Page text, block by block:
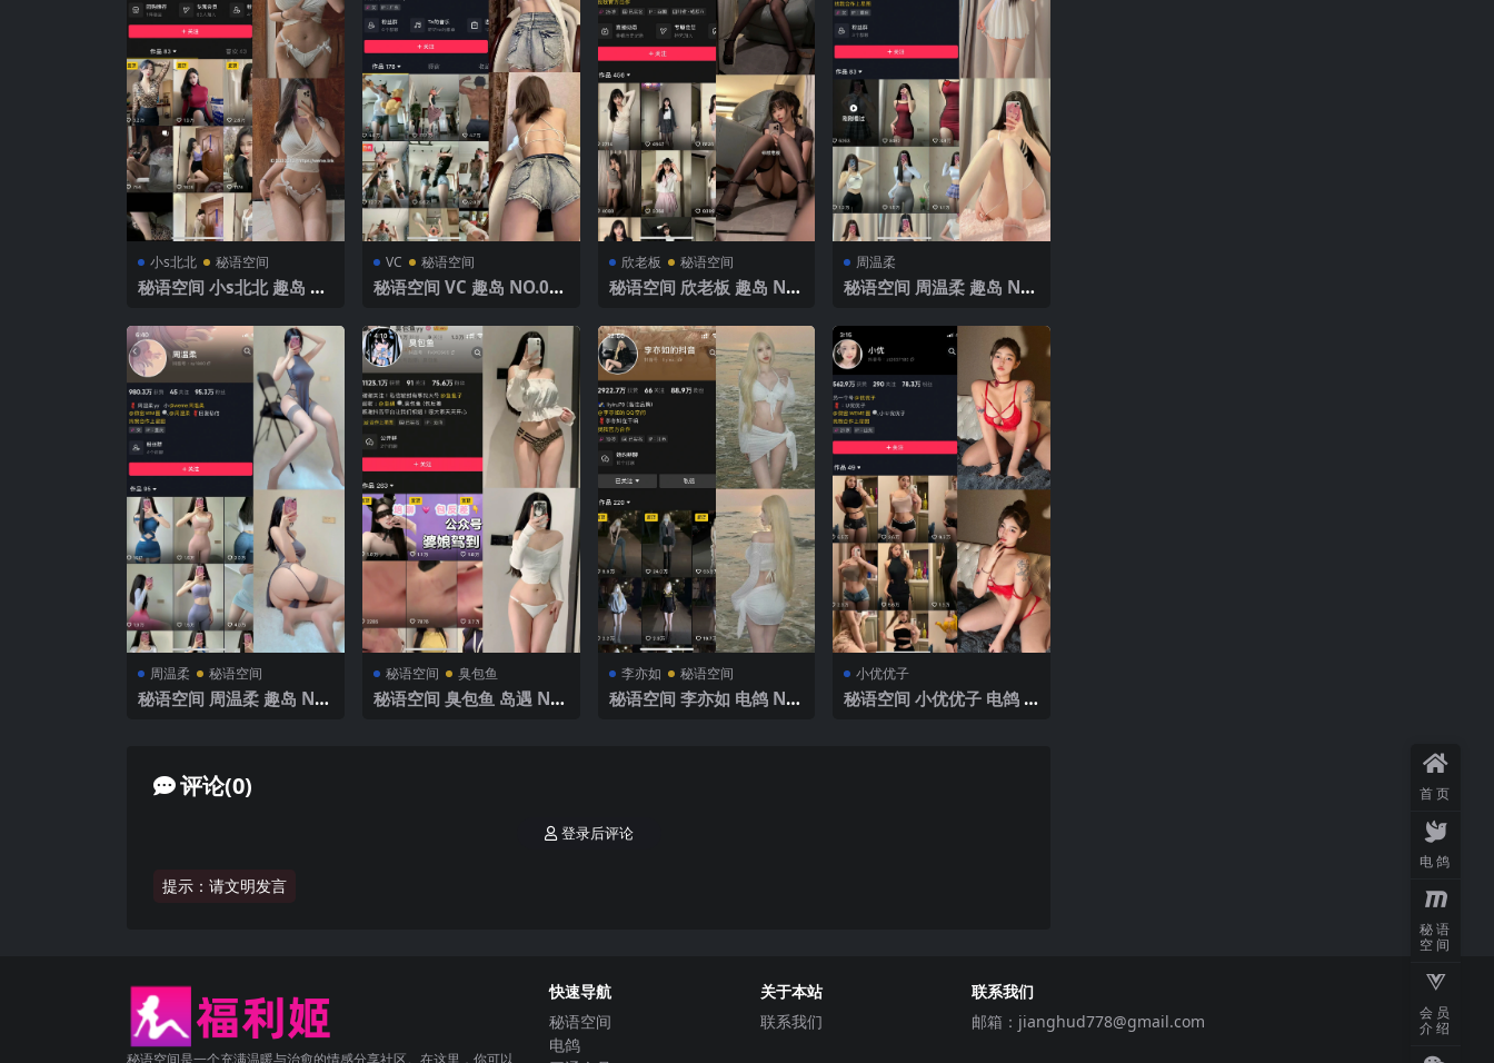
小s北北 秘语空间
秘语空间 小s北北 趣岛 N
年最新完整版
VC 秘语空间
秘语空间 VC 趣岛 NO.00
完整版
欣老板 秘语空间
秘语空间 欣老板 趣岛 NO.
新完整版
周温柔
秘语空间 周温柔 趣岛 NO.
新完整版
周温柔 秘语空间
秘语空间 周温柔 趣岛 NO.
秘语空间 臭包鱼
秘语空间 臭包鱼 岛遇 NO.
李亦如 秘语空间
秘语空间 李亦如 电鸽 NO.
小优优子
秘语空间 小优优子 电鸽 N
评论(0)
提示：请文明发言
登录后评论
秘语空间是一个充满温暖与治愈的情感分享社区。在这里，你可以
快速导航
秘语空间
电鸽
关于本站
联系我们
联系我们
邮箱： jianghud778@gmail.com
首页
电鸽
秘语
空间
会员
介绍